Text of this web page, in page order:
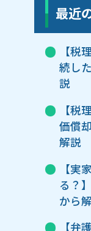
最近
【税
続し
説
【税
価償
解説
【実
る？
から
【弁